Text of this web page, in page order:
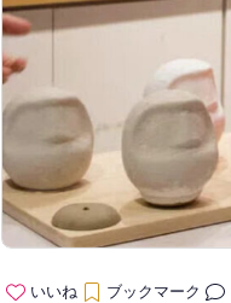
いいね ブックマーク